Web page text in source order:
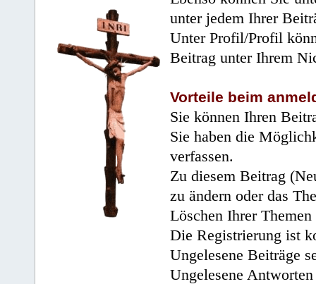
unter jedem Ihrer
Unter Profil/Profil
Beitrag unter Ihrem
Vorteile beim
Sie können Ihren
Sie haben die
verfassen.
Zu diesem Beitrag
zu ändern oder das
Löschen Ihrer
Die Registrierung ist
Ungelesene Beiträge
Ungelesene